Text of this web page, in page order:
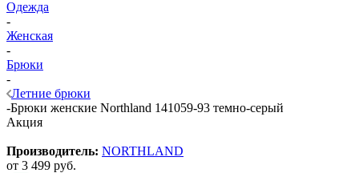
Одежда
-
Женская
-
Брюки
-
Летние брюки
-Брюки женские Northland 141059-93 темно-серый
Акция
Производитель: NORTHLAND
от 3 499 руб.